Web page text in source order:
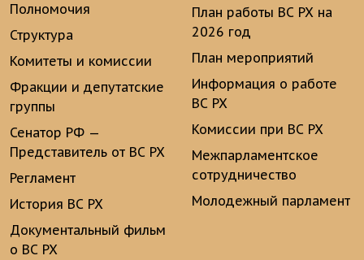
Полномочия
Структура
Комитеты и комиссии
Фракции и депутатские
группы
Сенатор РФ —
Представитель от ВС РХ
Регламент
История ВС РХ
Документальный фильм
о ВС РХ
План работы ВС РХ на
2026 год
План мероприятий
Информация о работе
ВС РХ
Комиссии при ВС РХ
Межпарламентское
сотрудничество
Молодежный парламент